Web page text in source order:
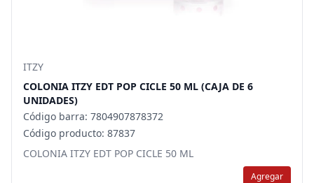
ITZY
COLONIA ITZY EDT POP CICLE 50 ML (CAJA DE 6
UNIDADES)
Código barra: 7804907878372
Código producto: 87837
COLONIA ITZY EDT POP CICLE 50 ML
Agregar